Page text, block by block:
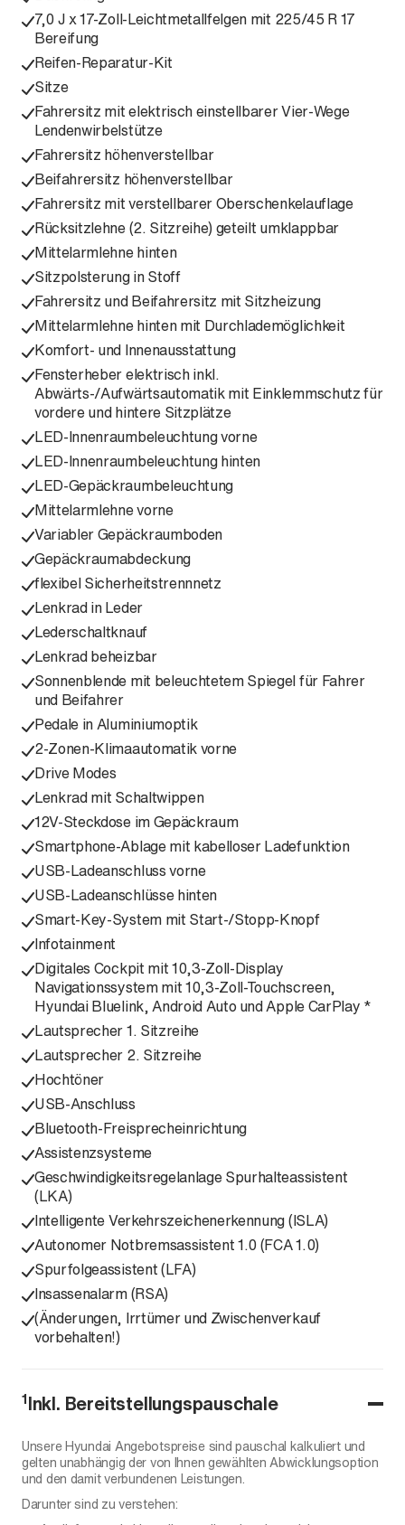
7,0 J x 17-Zoll-Leichtmetallfelgen mit 225/45 R 17
Bereifung
Reifen-Reparatur-Kit
Sitze
Fahrersitz mit elektrisch einstellbarer Vier-Wege
Lendenwirbelstütze
Fahrersitz höhenverstellbar
Beifahrersitz höhenverstellbar
Fahrersitz mit verstellbarer Oberschenkelauflage
Rücksitzlehne (2. Sitzreihe) geteilt umklappbar
Mittelarmlehne hinten
Sitzpolsterung in Stoff
Fahrersitz und Beifahrersitz mit Sitzheizung
Mittelarmlehne hinten mit Durchlademöglichkeit
Komfort- und Innenausstattung
Fensterheber elektrisch inkl.
Abwärts-/Aufwärtsautomatik mit Einklemmschutz für
vordere und hintere Sitzplätze
LED-Innenraumbeleuchtung vorne
LED-Innenraumbeleuchtung hinten
LED-Gepäckraumbeleuchtung
Mittelarmlehne vorne
Variabler Gepäckraumboden
Gepäckraumabdeckung
flexibel Sicherheitstrennnetz
Lenkrad in Leder
Lederschaltknauf
Lenkrad beheizbar
Sonnenblende mit beleuchtetem Spiegel für Fahrer
und Beifahrer
Pedale in Aluminiumoptik
2-Zonen-Klimaautomatik vorne
Drive Modes
Lenkrad mit Schaltwippen
12V-Steckdose im Gepäckraum
Smartphone-Ablage mit kabelloser Ladefunktion
USB-Ladeanschluss vorne
USB-Ladeanschlüsse hinten
Smart-Key-System mit Start-/Stopp-Knopf
Infotainment
Digitales Cockpit mit 10,3-Zoll-Display
Navigationssystem mit 10,3-Zoll-Touchscreen,
Hyundai Bluelink, Android Auto und Apple CarPlay *
Lautsprecher 1. Sitzreihe
Lautsprecher 2. Sitzreihe
Hochtöner
USB-Anschluss
Bluetooth-Freisprecheinrichtung
Assistenzsysteme
Geschwindigkeitsregelanlage Spurhalteassistent
(LKA)
Intelligente Verkehrszeichenerkennung (ISLA)
Autonomer Notbremsassistent 1.0 (FCA 1.0)
Spurfolgeassistent (LFA)
Insassenalarm (RSA)
(Änderungen, Irrtümer und Zwischenverkauf
vorbehalten!)
1Inkl. Bereitstellungspauschale
Unsere Hyundai Angebotspreise sind pauschal kalkuliert und
gelten unabhängig der von Ihnen gewählten Abwicklungsoption
und den damit verbundenen Leistungen.
Darunter sind zu verstehen: